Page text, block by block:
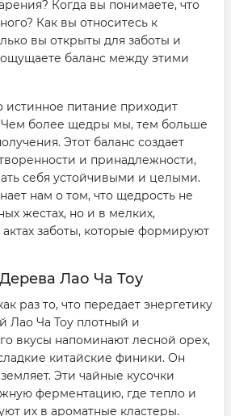
Когда вы понимаете, что
Как вы относитесь к
вы открыты для заботы и
баланс между этими
истинное питание приходит
Чем более щедры мы, тем больше
Этот баланс создает
и принадлежности,
себя устойчивыми и целыми.
нам о том, что щедрость не
жестах, но и в мелких,
заботы, которые формируют
Лао Ча Тоу
раз то, что передает энергетику
Лао Ча Тоу плотный и
вкусы напоминают лесной орех,
китайские финики. Он
Эти чайные кусочки
ферментацию, где тепло и
их в ароматные кластеры.